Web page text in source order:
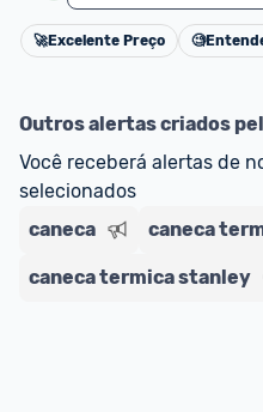
🚀Excelente Preço 🧐
Outros alertas criados
Você receberá alertas de
selecionados
caneca
caneca
caneca termica stanley